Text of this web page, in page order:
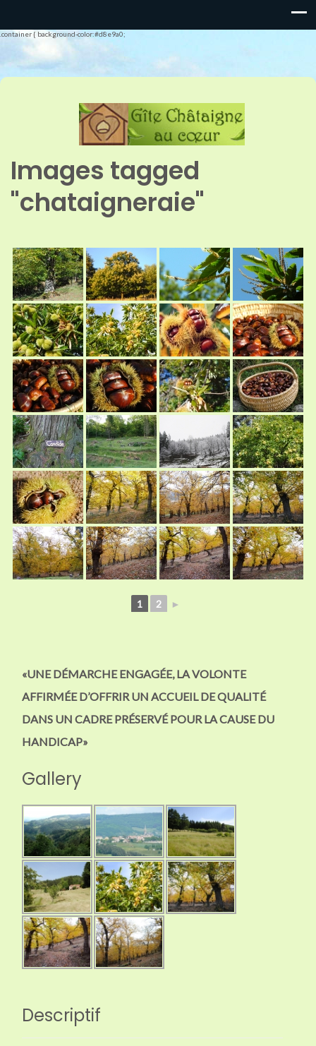
.container { background-color:#d8e9a0;
Images tagged
"chataigneraie"
1 2 ►
«UNE DÉMARCHE ENGAGÉE, LA VOLONTE
AFFIRMÉE D’OFFRIR UN ACCUEIL DE QUALITÉ
DANS UN CADRE PRÉSERVÉ POUR LA CAUSE DU
HANDICAP»
Gallery
Descriptif